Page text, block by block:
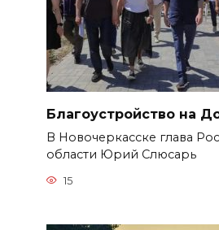
Благоустройство на
В Новочеркасске глава
области Юрий Слюсарь
15